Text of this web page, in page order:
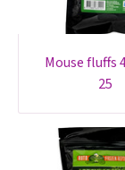
mouse fluffs 4-6 gr. x
25